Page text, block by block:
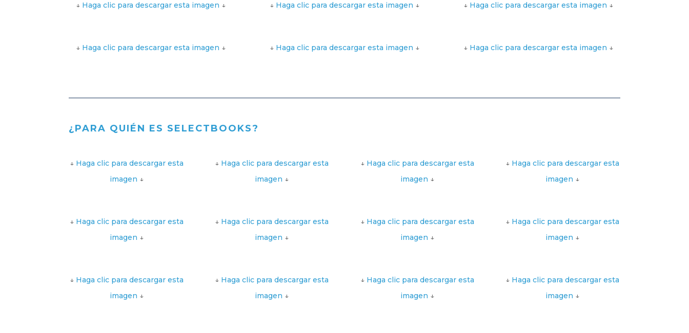
↓ Haga clic para descargar esta imagen ↓ ↓ Haga clic para descargar esta imagen ↓ ↓ Haga clic para descargar esta imagen ↓
↓ Haga clic para descargar esta imagen ↓ ↓ Haga clic para descargar esta imagen ↓ ↓ Haga clic para descargar esta imagen ↓
¿PARA QUIÉN ES SELECTBOOKS?
↓ Haga clic para descargar esta
imagen ↓
↓ Haga clic para descargar esta
imagen ↓
↓ Haga clic para descargar esta
imagen ↓
↓ Haga clic para descargar esta
imagen ↓
↓ Haga clic para descargar esta
imagen ↓
↓ Haga clic para descargar esta
imagen ↓
↓ Haga clic para descargar esta
imagen ↓
↓ Haga clic para descargar esta
imagen ↓
↓ Haga clic para descargar esta
imagen ↓
↓ Haga clic para descargar esta
imagen ↓
↓ Haga clic para descargar esta
imagen ↓
↓ Haga clic para descargar esta
imagen ↓